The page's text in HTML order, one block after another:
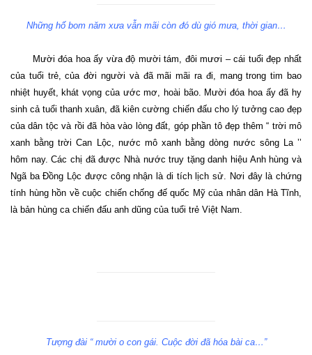
Những hố bom năm xưa vẫn mãi còn đó dù gió mưa, thời gian…
Mười đóa hoa ấy vừa độ mười tám, đôi mươi – cái tuổi đẹp nhất
của tuổi trẻ, của đời người và đã mãi mãi ra đi, mang trong tim bao
nhiệt huyết, khát vọng của ước mơ, hoài bão. Mười đóa hoa ấy đã hy
sinh cả tuổi thanh xuân, đã kiên cường chiến đấu cho lý tưởng cao đẹp
của dân tộc và rồi đã hòa vào lòng đất, góp phần tô đẹp thêm “ trời mô
xanh bằng trời Can Lộc, nước mô xanh bằng dòng nước sông La ’’
hôm nay. Các chị đã được Nhà nước truy tặng danh hiệu Anh hùng và
Ngã ba Đồng Lộc được công nhận là di tích lịch sử. Nơi đây là chứng
tính hùng hồn về cuộc chiến chống đế quốc Mỹ của nhân dân Hà Tĩnh,
là bản hùng ca chiến đấu anh dũng của tuổi trẻ Việt Nam.
Tượng đài “ mười o con gái. Cuộc đời đã hóa bài ca…”